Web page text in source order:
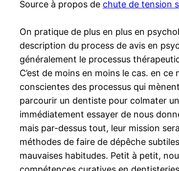
Source à propos de chute de tension
On pratique de plus en plus en
description du process de avis en
généralement le processus
C’est de moins en moins le cas. en
conscientes des processus qui
parcourir un dentiste pour colmater
immédiatement essayer de nous
mais par-dessus tout, leur mission
méthodes de faire de dépêche
mauvaises habitudes. Petit à petit,